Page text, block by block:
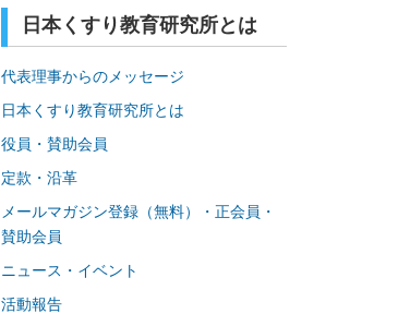
日本くすり教育研究所とは
代表理事からのメッセージ
日本くすり教育研究所とは
役員・賛助会員
定款・沿革
メールマガジン登録（無料）・正会員・
賛助会員
ニュース・イベント
活動報告